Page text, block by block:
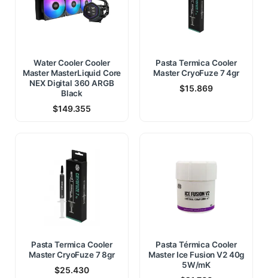
Water Cooler Cooler
Master MasterLiquid Core
NEX Digital 360 ARGB
Black
$149.355
Pasta Termica Cooler
Master CryoFuze 7 4gr
$15.869
Pasta Termica Cooler
Master CryoFuze 7 8gr
$25.430
Pasta Térmica Cooler
Master Ice Fusion V2 40g
5W/mK